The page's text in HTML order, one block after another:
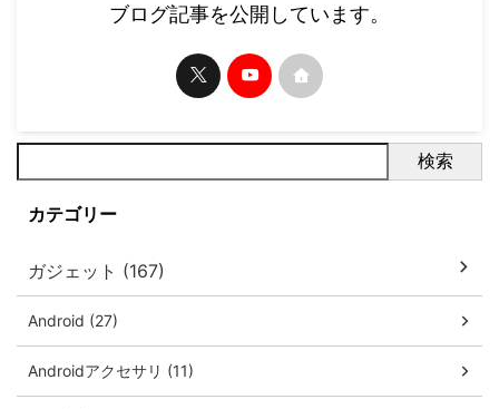
ブログ記事を公開しています。
検索
カテゴリー
ガジェット (167)
Android (27)
Androidアクセサリ (11)